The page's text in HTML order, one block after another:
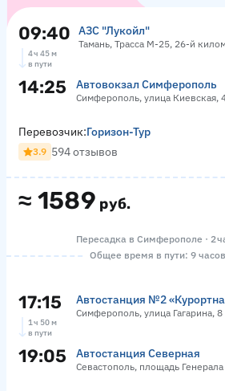
09:40 АЗС "Лукойл"
Тамань, Трасса М-25, 26-й
4 ч 45 м
в пути
14:25 Автовокзал Симферополь
Симферополь, улица Киевская,
≈ 1589 руб.
Перевозчик:Горизон-Тур
3.9 594 отзывов
Пересадка в Симферополе · 2
Общее время в пути: 9
17:15 Автостанция №2
Симферополь, улица Гагарина, 8
1 ч 50 м
в пути
19:05 Автостанция Северная
Севастополь, площадь